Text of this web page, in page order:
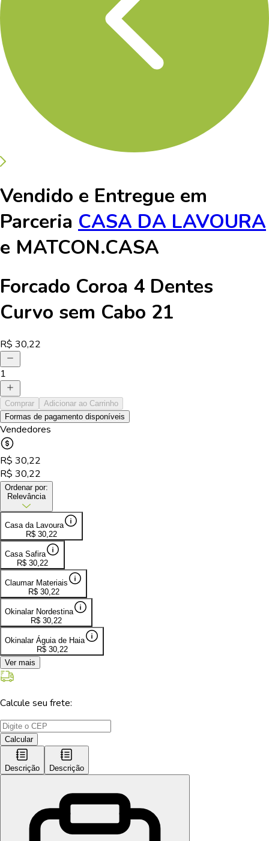
Vendido e Entregue em
Parceria CASA DA LAVOURA
e MATCON.CASA
Forcado Coroa 4 Dentes
Curvo sem Cabo 21
R$ 30,22
1
Comprar
Adicionar ao Carrinho
Formas de pagamento disponíveis
Vendedores
R$ 30,22
R$ 30,22
Ordenar por:
Relevância
Casa da Lavoura
R$ 30,22
Casa Safira
R$ 30,22
Claumar Materiais
R$ 30,22
Okinalar Nordestina
R$ 30,22
Okinalar Águia de Haia
R$ 30,22
Ver mais
Calcule seu frete:
Calcular
Descrição Descrição